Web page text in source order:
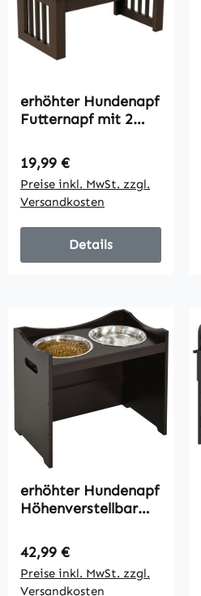
erhöhter Hundenapf
Futternapf mit 2
x 900ml
Edelstahlnäpfen
Fressnapf
Futterstation
Hundenäpfe für
kleine Hunde
Katzen Espresso
Regulärer Preis:
19,99 €
Preise inkl. MwSt. zzgl.
Versandkosten
Details
erhöhter Hundenapf
Höhenverstellbar
Ständer Wassernapf
2 x 2L
Edelstahlnäpfen
Regulärer Preis:
42,99 €
Preise inkl. MwSt. zzgl.
Versandkosten